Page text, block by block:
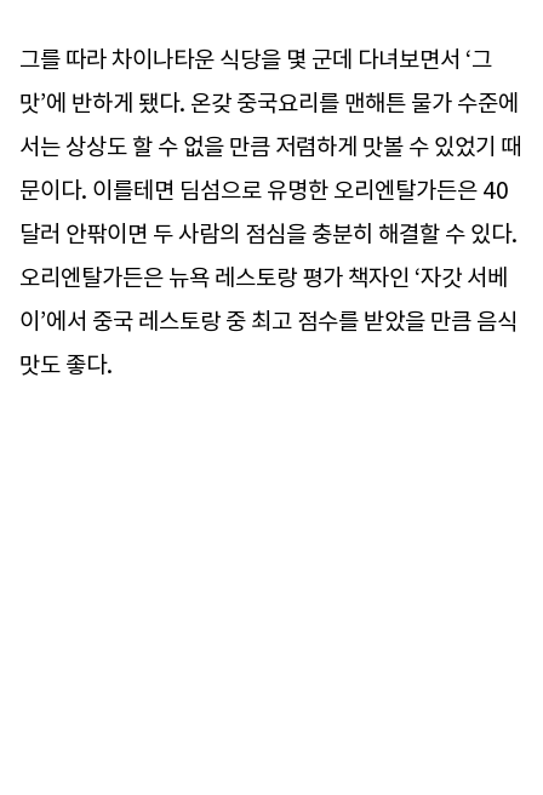
그를 따라 차이나타운 식당을 몇 군데 다녀보면서 ‘그
맛’에 반하게 됐다. 온갖 중국요리를 맨해튼 물가 수준에
서는 상상도 할 수 없을 만큼 저렴하게 맛볼 수 있었기 때
문이다. 이를테면 딤섬으로 유명한 오리엔탈가든은 40
달러 안팎이면 두 사람의 점심을 충분히 해결할 수 있다.
오리엔탈가든은 뉴욕 레스토랑 평가 책자인 ‘자갓 서베
이’에서 중국 레스토랑 중 최고 점수를 받았을 만큼 음식
맛도 좋다.